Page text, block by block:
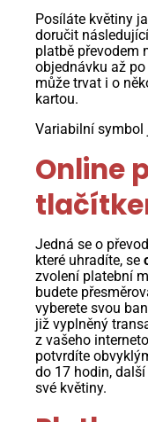
Posíláte květiny
doručit
platbě převodem
objednávku až
může trvat i o
kartou.
Variabilní symbol
Online
Jedná se o
které uhradíte, se
zvolení platební
budete
vyberete svou
již vyplněný
z vašeho
potvrdíte
do 17 hodin,
své květiny.